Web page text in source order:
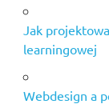
Jak
learningowej
Webdesign a